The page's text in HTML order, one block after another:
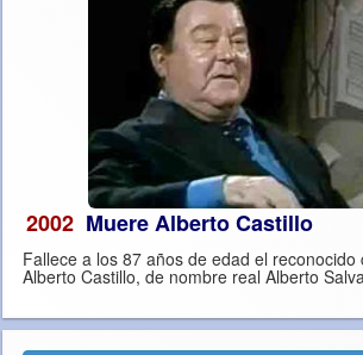
2002 Muere Alberto Castillo
Fallece a los 87 años de edad el